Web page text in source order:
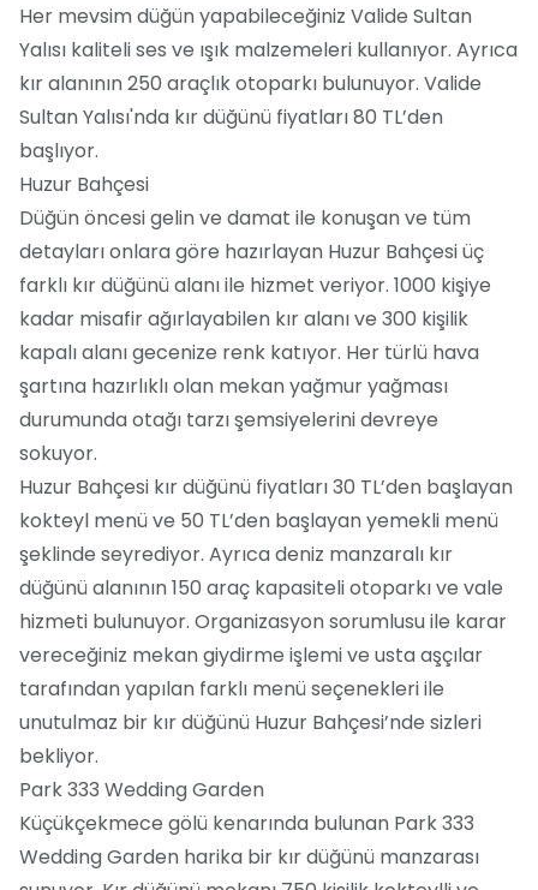
Her mevsim düğün yapabileceğiniz Valide Sultan
Yalısı kaliteli ses ve ışık malzemeleri kullanıyor. Ayrıca
kır alanının 250 araçlık otoparkı bulunuyor. Valide
Sultan Yalısı'nda kır düğünü fiyatları 80 TL’den
başlıyor.
Huzur Bahçesi
Düğün öncesi gelin ve damat ile konuşan ve tüm
detayları onlara göre hazırlayan Huzur Bahçesi üç
farklı kır düğünü alanı ile hizmet veriyor. 1000 kişiye
kadar misafir ağırlayabilen kır alanı ve 300 kişilik
kapalı alanı gecenize renk katıyor. Her türlü hava
şartına hazırlıklı olan mekan yağmur yağması
durumunda otağı tarzı şemsiyelerini devreye
sokuyor.
Huzur Bahçesi kır düğünü fiyatları 30 TL’den başlayan
kokteyl menü ve 50 TL’den başlayan yemekli menü
şeklinde seyrediyor. Ayrıca deniz manzaralı kır
düğünü alanının 150 araç kapasiteli otoparkı ve vale
hizmeti bulunuyor. Organizasyon sorumlusu ile karar
vereceğiniz mekan giydirme işlemi ve usta aşçılar
tarafından yapılan farklı menü seçenekleri ile
unutulmaz bir kır düğünü Huzur Bahçesi’nde sizleri
bekliyor.
Park 333 Wedding Garden
Küçükçekmece gölü kenarında bulunan Park 333
Wedding Garden harika bir kır düğünü manzarası